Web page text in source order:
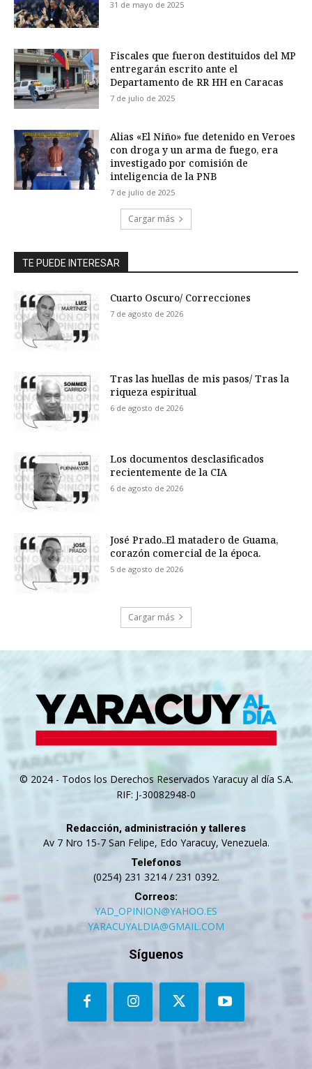
31 de mayo de 2025
Fiscales que fueron destituidos del MP
entregarán escrito ante el
Departamento de RR HH en Caracas
7 de julio de 2025
Alias «El Niño» fue detenido en Veroes
con droga y un arma de fuego, era
investigado por comisión de
inteligencia de la PNB
7 de julio de 2025
Cargar más
TE PUEDE INTERESAR
Cuarto Oscuro/ Correcciones
7 de agosto de 2026
Tras las huellas de mis pasos/ Tras la
riqueza espiritual
6 de agosto de 2026
Los documentos desclasificados
recientemente de la CIA
6 de agosto de 2026
José Prado..El matadero de Guama,
corazón comercial de la época.
5 de agosto de 2026
Cargar más
© 2024 - Todos los Derechos Reservados Yaracuy al día S.A.
RIF: J-30082948-0
Redacción, administración y talleres
Av 7 Nro 15-7 San Felipe, Edo Yaracuy, Venezuela.
Telefonos
(0254) 231 3214 / 231 0392.
Correos:
YAD_OPINION@YAHOO.ES
YARACUYALDIA@GMAIL.COM
Síguenos